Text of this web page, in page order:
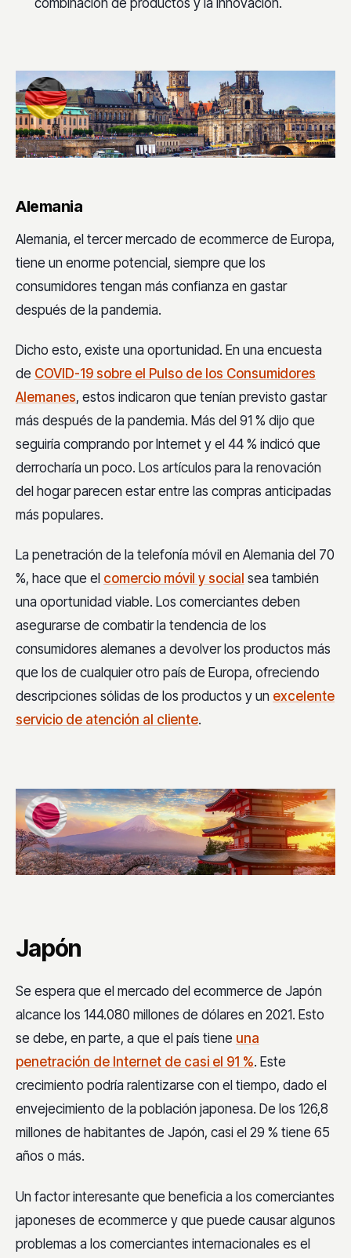
Alemania
Alemania, el tercer mercado de ecommerce de Europa,
tiene un enorme potencial, siempre que los
consumidores tengan más confianza en gastar
después de la pandemia.
Dicho esto, existe una oportunidad. En una encuesta
de COVID-19 sobre el Pulso de los Consumidores
Alemanes, estos indicaron que tenían previsto gastar
más después de la pandemia. Más del 91 % dijo que
seguiría comprando por Internet y el 44 % indicó que
derrocharía un poco. Los artículos para la renovación
del hogar parecen estar entre las compras anticipadas
más populares.
La penetración de la telefonía móvil en Alemania del 70
%, hace que el comercio móvil y social sea también
una oportunidad viable. Los comerciantes deben
asegurarse de combatir la tendencia de los
consumidores alemanes a devolver los productos más
que los de cualquier otro país de Europa, ofreciendo
descripciones sólidas de los productos y un excelente
servicio de atención al cliente.
Japón
Se espera que el mercado del ecommerce de Japón
alcance los 144.080 millones de dólares en 2021. Esto
se debe, en parte, a que el país tiene una
penetración de Internet de casi el 91 %. Este
crecimiento podría ralentizarse con el tiempo, dado el
envejecimiento de la población japonesa. De los 126,8
millones de habitantes de Japón, casi el 29 % tiene 65
años o más.
Un factor interesante que beneficia a los comerciantes
japoneses de ecommerce y que puede causar algunos
problemas a los comerciantes internacionales es el